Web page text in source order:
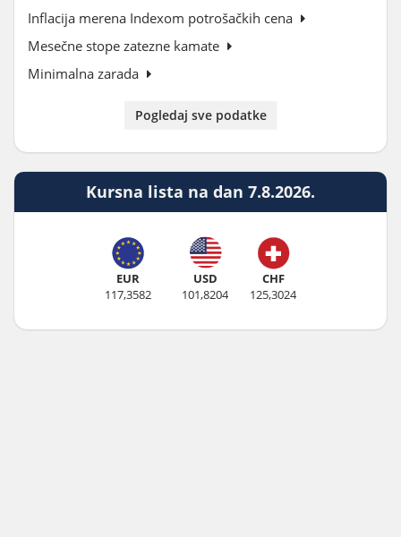
Inflacija merena Indexom potrošačkih cena
Mesečne stope zatezne kamate
Minimalna zarada
Pogledaj sve podatke
Kursna lista na dan 7.8.2026.
EUR
117,3582
USD
101,8204
CHF
125,3024